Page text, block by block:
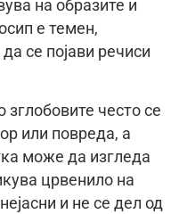
на образите и
е темен,
се појави речиси
често се
или повреда, а
може да изгледа
црвенило на
и не се дел од